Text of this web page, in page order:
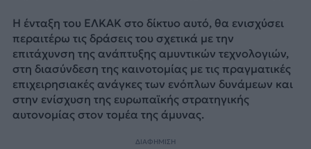
Η ένταξη του ΕΛΚΑΚ στο δίκτυο αυτό, θα ενισχύσει
περαιτέρω τις δράσεις του σχετικά με την
επιτάχυνση της ανάπτυξης αμυντικών τεχνολογιών,
στη διασύνδεση της καινοτομίας με τις πραγματικές
επιχειρησιακές ανάγκες των ενόπλων δυνάμεων και
στην ενίσχυση της ευρωπαϊκής στρατηγικής
αυτονομίας στον τομέα της άμυνας.
ΔΙΑΦΗΜΙΣΗ